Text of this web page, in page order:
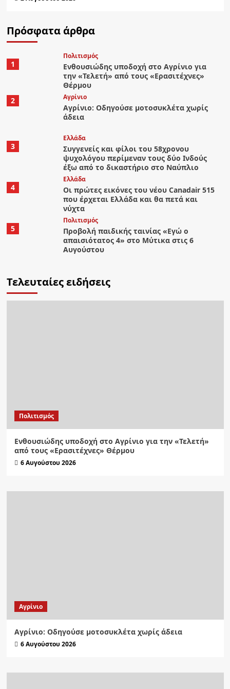
Πρόσφατα άρθρα
1
Πολιτισμός
Ενθουσιώδης υποδοχή στο Αγρίνιο για
την «Τελετή» από τους «Ερασιτέχνες»
Θέρμου
2
Aγρίνιο
Αγρίνιο: Οδηγούσε μοτοσυκλέτα χωρίς
άδεια
3
Ελλάδα
Συγγενείς και φίλοι του 58χρονου
ψυχολόγου περίμεναν τους δύο Ινδούς
έξω από το δικαστήριο στο Ναύπλιο
4
Ελλάδα
Οι πρώτες εικόνες του νέου Canadair 515
που έρχεται Ελλάδα και θα πετά και
νύχτα
5
Πολιτισμός
Προβολή παιδικής ταινίας «Εγώ ο
απαισιότατος 4» στο Μύτικα στις 6
Αυγούστου
Τελευταίες ειδήσεις
Πολιτισμός
Ενθουσιώδης υποδοχή στο Αγρίνιο για την «Τελετή»
από τους «Ερασιτέχνες» Θέρμου
6 Αυγούστου 2026
Aγρίνιο
Αγρίνιο: Οδηγούσε μοτοσυκλέτα χωρίς άδεια
6 Αυγούστου 2026